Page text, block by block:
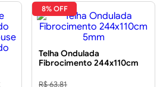
8% OFF
Telha Ondulada
Fibrocimento 244x110cm
R$ 63,81